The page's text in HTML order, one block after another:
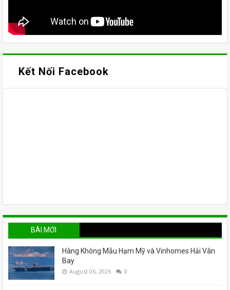
Kết Nối Facebook
BÀI MỚI
Hàng Không Mẫu Hạm Mỹ và Vinhomes Hải Vân
Bay
August 06, 2026 0